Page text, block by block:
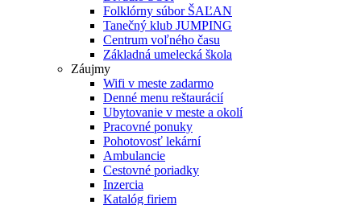
Folklórny súbor ŠAĽAN
Tanečný klub JUMPING
Centrum voľného času
Základná umelecká škola
Záujmy
Wifi v meste zadarmo
Denné menu reštaurácií
Ubytovanie v meste a okolí
Pracovné ponuky
Pohotovosť lekární
Ambulancie
Cestovné poriadky
Inzercia
Katalóg firiem